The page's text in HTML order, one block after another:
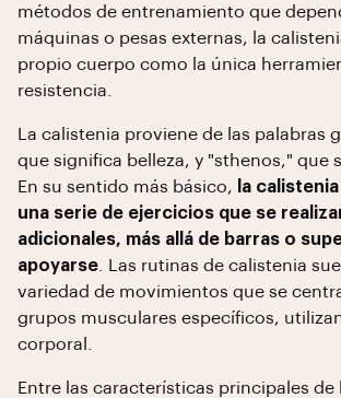
métodos de entrenamiento que
máquinas o pesas externas, la
propio cuerpo como la única
resistencia.
La calistenia proviene de las palabras
que significa belleza, y "sthenos," que
En su sentido más básico,
la
una serie de ejercicios que se
adicionales, más allá de barras o
apoyarse . Las rutinas de calistenia
variedad de movimientos que se
grupos musculares específicos,
corporal.
Entre las características principales de